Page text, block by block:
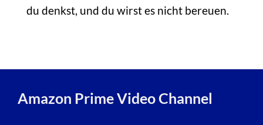
du denkst, und du wirst es nicht bereuen.
Amazon Prime VideoChannel